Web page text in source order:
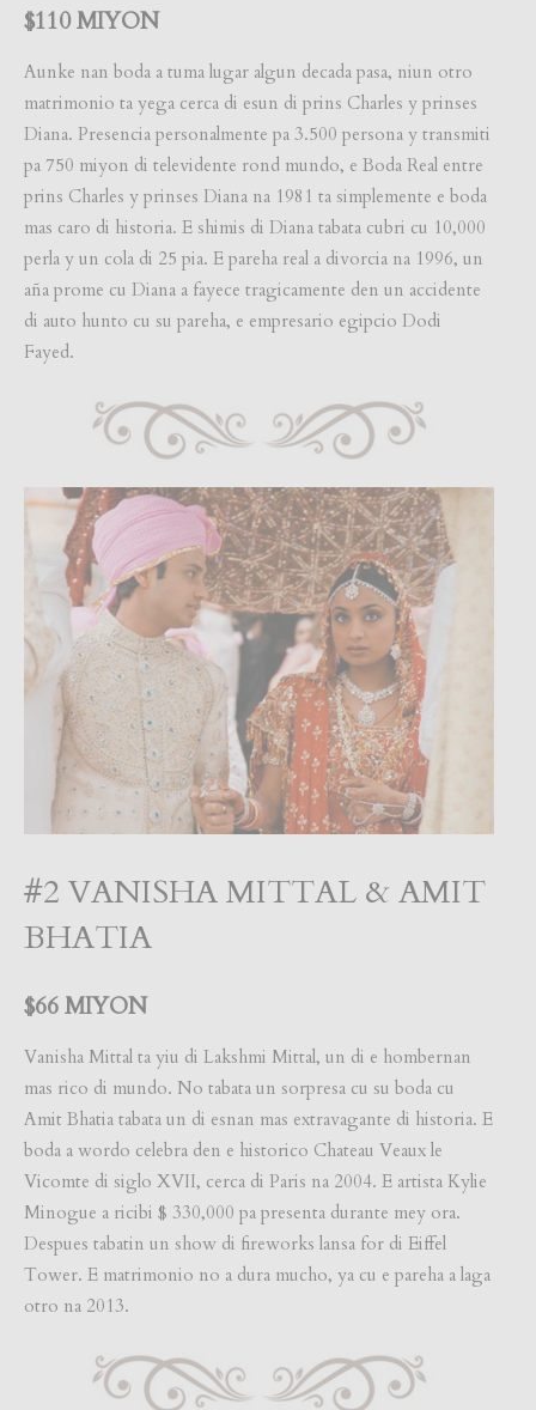
$110 MIYON
Aunke nan boda a tuma lugar algun decada pasa, niun otro
matrimonio ta yega cerca di esun di prins Charles y prinses
Diana. Presencia personalmente pa 3.500 persona y transmiti
pa 750 miyon di televidente rond mundo, e Boda Real entre
prins Charles y prinses Diana na 1981 ta simplemente e boda
mas caro di historia. E shimis di Diana tabata cubri cu 10,000
perla y un cola di 25 pia. E pareha real a divorcia na 1996, un
aña prome cu Diana a fayece tragicamente den un accidente
di auto hunto cu su pareha, e empresario egipcio Dodi
Fayed.
#2 VANISHA MITTAL & AMIT
BHATIA
$66 MIYON
Vanisha Mittal ta yiu di Lakshmi Mittal, un di e hombernan
mas rico di mundo. No tabata un sorpresa cu su boda cu
Amit Bhatia tabata un di esnan mas extravagante di historia. E
boda a wordo celebra den e historico Chateau Veaux le
Vicomte di siglo XVII, cerca di Paris na 2004. E artista Kylie
Minogue a ricibi $ 330,000 pa presenta durante mey ora.
Despues tabatin un show di fireworks lansa for di Eiffel
Tower. E matrimonio no a dura mucho, ya cu e pareha a laga
otro na 2013.